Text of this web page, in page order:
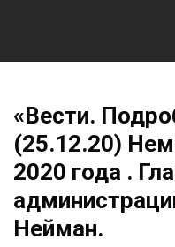
«Вести.
(25.12.20)
2020 года .
Нейман.